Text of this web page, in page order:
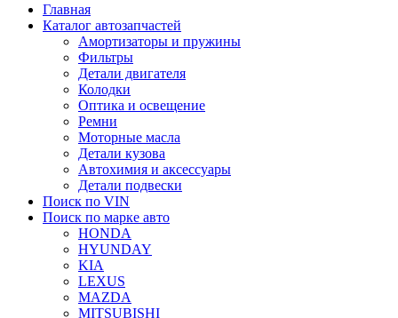
Главная
Каталог автозапчастей
Амортизаторы и пружины
Фильтры
Детали двигателя
Колодки
Оптика и освещение
Ремни
Моторные масла
Детали кузова
Автохимия и аксессуары
Детали подвески
Поиск по VIN
Поиск по марке авто
HONDA
HYUNDAY
KIA
LEXUS
MAZDA
MITSUBISHI